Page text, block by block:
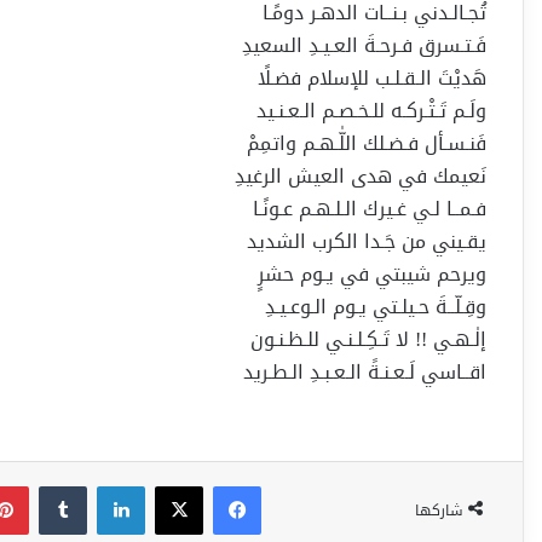
تُجـالـدني بـنــات الدهـر دومًـا
فَـتـسرق فـرحـةَ العـيـدِ السعيدِ
هَديْتَ الـقـلـب للإسلام فضـلًا
ولَـم تَـتْـركـه للـخـصـم الـعـنـيد
فَنـسـأل فـضـلك اللّٰـهـم واتمِمْ
نَعيمك في هدى العيش الرغيدِ
فـمــا لـي غـيرك الـلـهـم عـونًـا
يقـيني من جَـدا الكرب الشديد
ويرحم شيبتي في يـوم حشرٍ
وقِـلّــةَ حـيلـتي يـوم الـوعـيـدِ
إلٰـهـي !! لا تَـكِـلـنـي للـظـنـون
اقــاسي لَـعـنـةََ الـعـبـدِ الـطـريد
شاركها
فيسبوك‫X لينكدإن